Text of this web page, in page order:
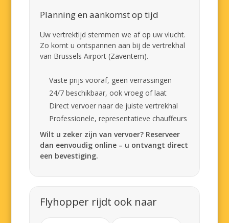
Planning en aankomst op tijd
Uw vertrektijd stemmen we af op uw vlucht.
Zo komt u ontspannen aan bij de vertrekhal
van Brussels Airport (Zaventem).
Vaste prijs vooraf, geen verrassingen
24/7 beschikbaar, ook vroeg of laat
Direct vervoer naar de juiste vertrekhal
Professionele, representatieve chauffeurs
Wilt u zeker zijn van vervoer? Reserveer
dan eenvoudig online – u ontvangt direct
een bevestiging.
Flyhopper rijdt ook naar